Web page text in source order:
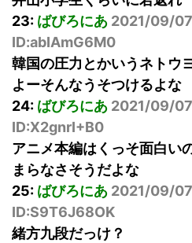
23: ばびろにあ 2021/09/
ID:abIAmG6M0
韓国の圧力とかいうネトウ
よーそんなうそつけるよな
24: ばびろにあ 2021/09/
ID:X2gnrI+B0
アニメ本編はくっそ面白い
まらなさそうだよな
25: ばびろにあ 2021/09/
ID:S9T6J68OK
緒方九段だっけ？